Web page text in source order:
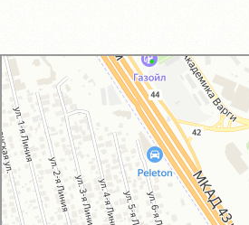
GM-City&VAG-Repair
Автосервис, автотехцентр в Москве
Магазин автозапчастей и автотоваров в Москве